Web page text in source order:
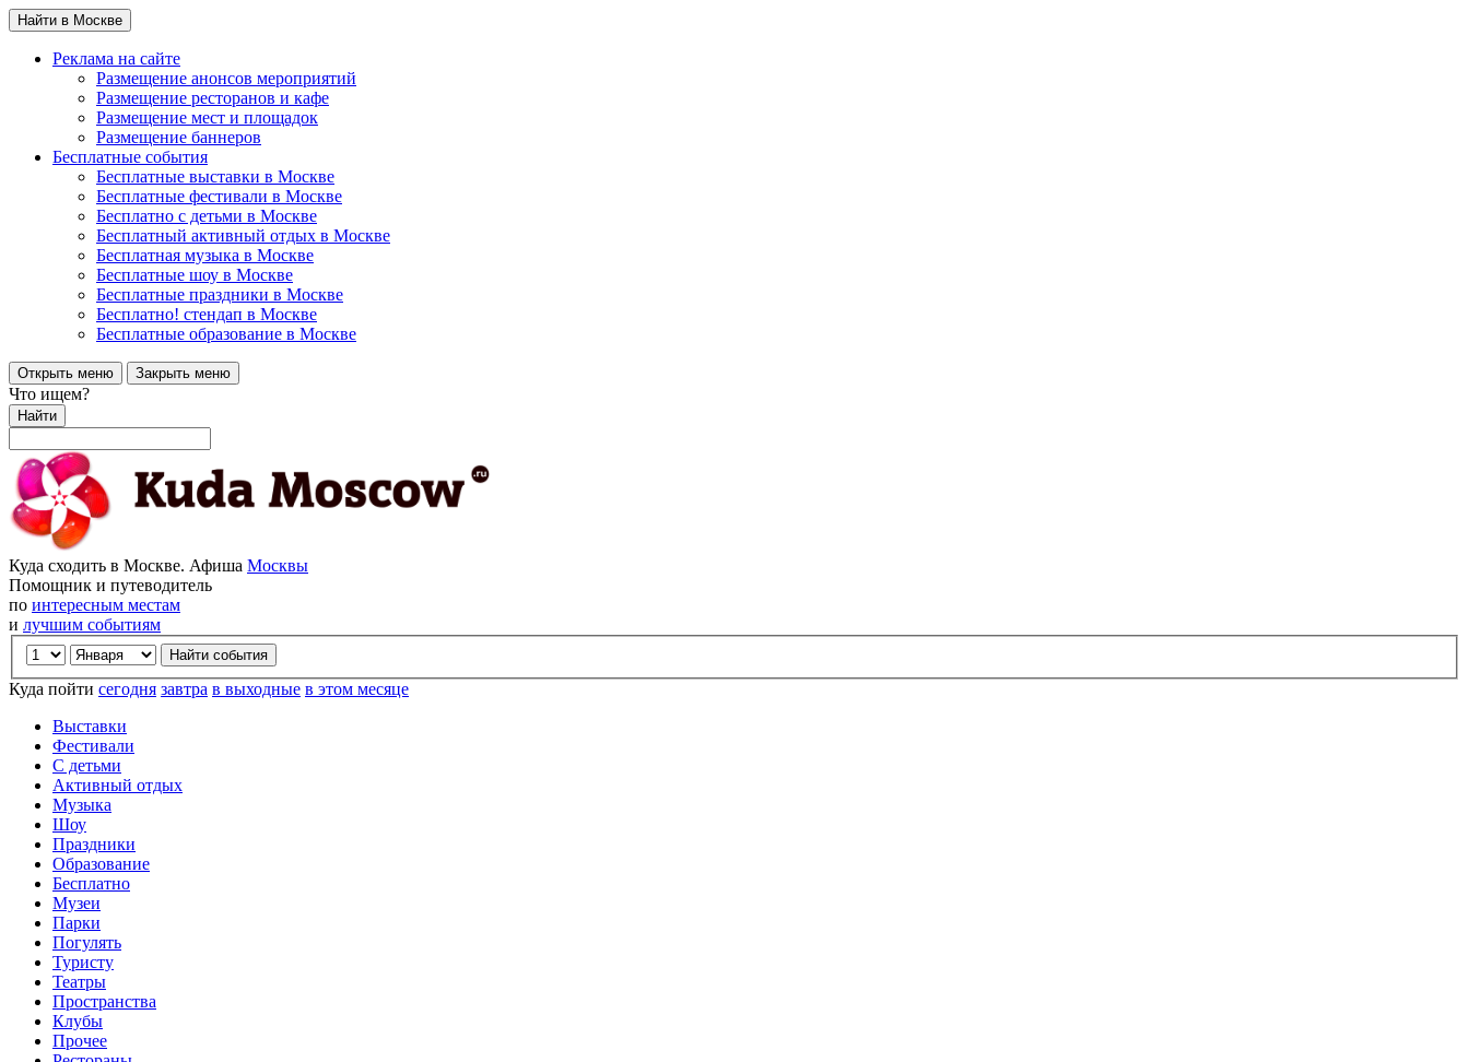
Найти в Москве
Реклама на сайте
Размещение анонсов мероприятий
Размещение ресторанов и кафе
Размещение мест и площадок
Размещение баннеров
Бесплатные события
Бесплатные выставки в Москве
Бесплатные фестивали в Москве
Бесплатно с детьми в Москве
Бесплатный активный отдых в Москве
Бесплатная музыка в Москве
Бесплатные шоу в Москве
Бесплатные праздники в Москве
Бесплатно! стендап в Москве
Бесплатные образование в Москве
Открыть меню Закрыть меню
Что ищем?
Найти
Куда сходить в Москве. Афиша Москвы
Помощник и путеводитель
по интересным местам
и лучшим событиям
Куда пойти сегодня завтра в выходные в этом месяце
Выставки
Фестивали
С детьми
Активный отдых
Музыка
Шоу
Праздники
Образование
Бесплатно
Музеи
Парки
Погулять
Туристу
Театры
Пространства
Клубы
Прочее